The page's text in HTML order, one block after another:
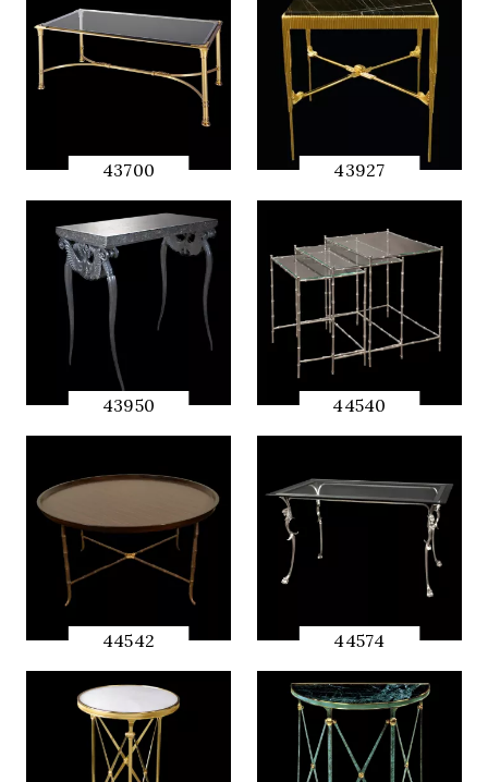
43700
QUICK
PREVIEW
43927
QUICK
PREVIEW
43950
QUICK
44540
QUICK
44542
QUICK
44574
QUICK
PREVIEW